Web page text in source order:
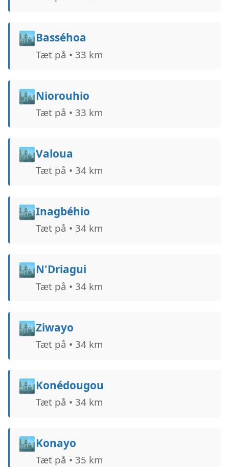
🏙️Basséhoa
Tæt på • 33 km
🏙️Niorouhio
Tæt på • 33 km
🏙️Valoua
Tæt på • 34 km
🏙️Inagbéhio
Tæt på • 34 km
🏙️N'Driagui
Tæt på • 34 km
🏙️Ziwayo
Tæt på • 34 km
🏙️Konédougou
Tæt på • 34 km
🏙️Konayo
Tæt på • 35 km